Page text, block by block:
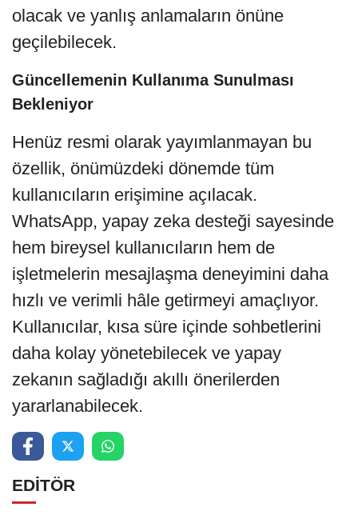
olacak ve yanlış anlamaların önüne
geçilebilecek.
Güncellemenin Kullanıma Sunulması
Bekleniyor
Henüz resmi olarak yayımlanmayan bu
özellik, önümüzdeki dönemde tüm
kullanıcıların erişimine açılacak.
WhatsApp, yapay zeka desteği sayesinde
hem bireysel kullanıcıların hem de
işletmelerin mesajlaşma deneyimini daha
hızlı ve verimli hâle getirmeyi amaçlıyor.
Kullanıcılar, kısa süre içinde sohbetlerini
daha kolay yönetebilecek ve yapay
zekanın sağladığı akıllı önerilerden
yararlanabilecek.
EDİTÖR